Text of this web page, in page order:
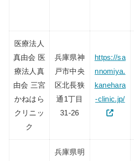
医療法人
真由会 医
療法人真
由会 三宮
かねはら
クリニッ
ク
兵庫県神
戸市中央
区北長狭
通1丁目
31-26
https://sa
nnomiya.
kanehara
-clinic.jp/
兵庫県明